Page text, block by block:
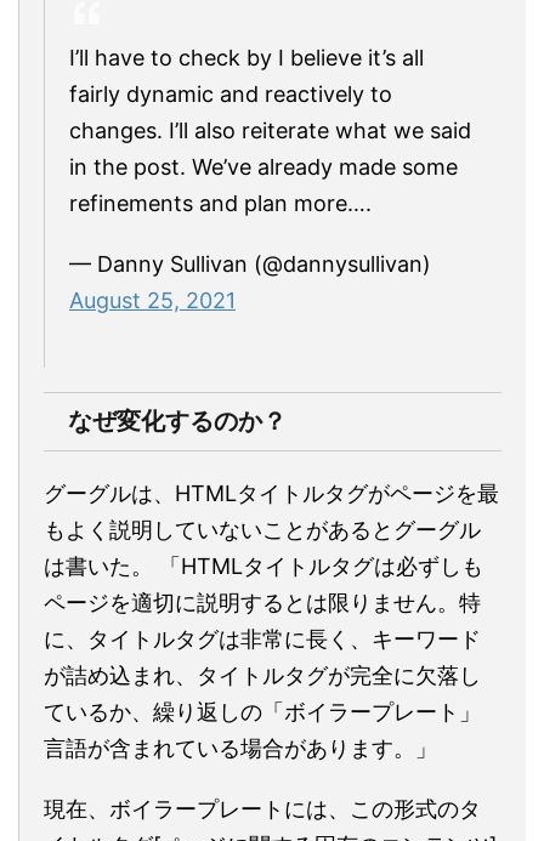
I’ll have to check by I believe it’s all
fairly dynamic and reactively to
changes. I’ll also reiterate what we said
in the post. We’ve already made some
refinements and plan more….
— Danny Sullivan (@dannysullivan)
August 25, 2021
なぜ変化するのか？
グーグルは、HTMLタイトルタグがページを最
もよく説明していないことがあるとグーグル
は書いた。 「HTMLタイトルタグは必ずしも
ページを適切に説明するとは限りません。特
に、タイトルタグは非常に長く、キーワード
が詰め込まれ、タイトルタグが完全に欠落し
ているか、繰り返しの「ボイラープレート」
言語が含まれている場合があります。」
現在、ボイラープレートには、この形式のタ